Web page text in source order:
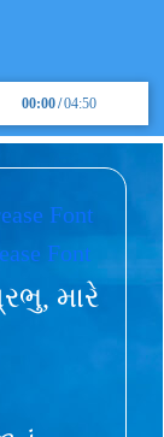
00:00/04:50
મારે